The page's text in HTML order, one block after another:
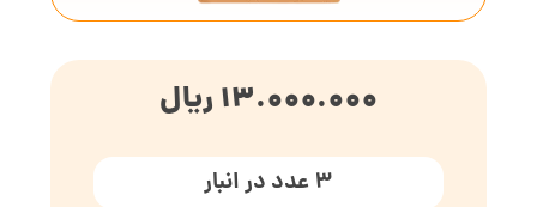
13.000.000 ریال
3 عدد در انبار